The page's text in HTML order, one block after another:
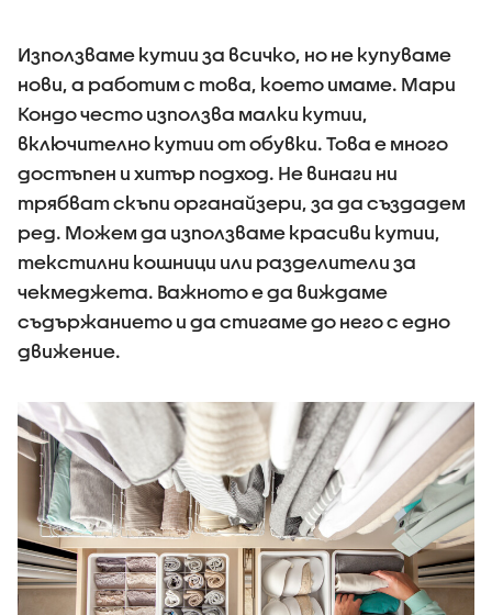
Използваме кутии за всичко, но не купуваме
нови, а работим с това, което имаме. Мари
Кондо често използва малки кутии,
включително кутии от обувки. Това е много
достъпен и хитър подход. Не винаги ни
трябват скъпи органайзери, за да създадем
ред. Можем да използваме красиви кутии,
текстилни кошници или разделители за
чекмеджета. Важното е да виждаме
съдържанието и да стигаме до него с едно
движение.